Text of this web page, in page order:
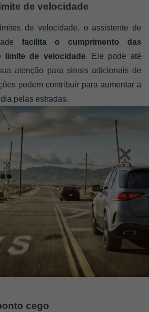
de velocidade
de velocidade, o assistente de
facilita o cumprimento das
limite de velocidade. Ele pode até
atenção para sinais adicionais de
podem contribuir para aumentar a
pelas estradas.
cego